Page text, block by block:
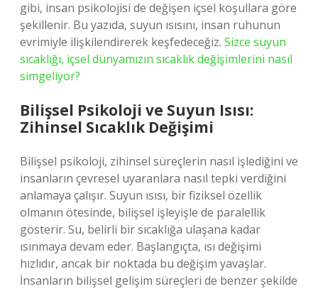
gibi, insan psikolojisi de değişen içsel koşullara göre
şekillenir. Bu yazıda, suyun ısısını, insan ruhunun
evrimiyle ilişkilendirerek keşfedeceğiz. Sizce suyun
sıcaklığı, içsel dünyamızın sıcaklık değişimlerini nasıl
simgeliyor?
Bilişsel Psikoloji ve Suyun Isısı:
Zihinsel Sıcaklık Değişimi
Bilişsel psikoloji, zihinsel süreçlerin nasıl işlediğini ve
insanların çevresel uyaranlara nasıl tepki verdiğini
anlamaya çalışır. Suyun ısısı, bir fiziksel özellik
olmanın ötesinde, bilişsel işleyişle de paralellik
gösterir. Su, belirli bir sıcaklığa ulaşana kadar
ısınmaya devam eder. Başlangıçta, ısı değişimi
hızlıdır, ancak bir noktada bu değişim yavaşlar.
İnsanların bilişsel gelişim süreçleri de benzer şekilde